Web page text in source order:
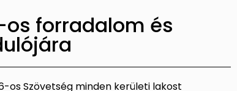
os forradalom és
os Szövetség minden kerületi lakost